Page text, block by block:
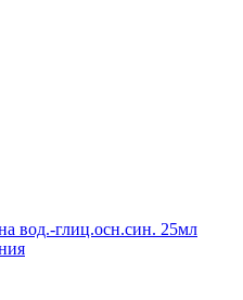
вод.-глиц.осн.син. 25мл